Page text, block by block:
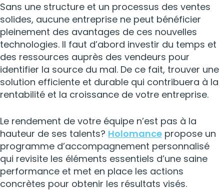
Sans une structure et un processus des ventes
solides, aucune entreprise ne peut bénéficier
pleinement des avantages de ces nouvelles
technologies. Il faut d’abord investir du temps et
des ressources auprès des vendeurs pour
identifier la source du mal. De ce fait, trouver une
solution efficiente et durable qui contribuera à la
rentabilité et la croissance de votre entreprise.
Le rendement de votre équipe n’est pas à la
hauteur de ses talents? Holomance propose un
programme d’accompagnement personnalisé
qui revisite les éléments essentiels d’une saine
performance et met en place les actions
concrètes pour obtenir les résultats visés.